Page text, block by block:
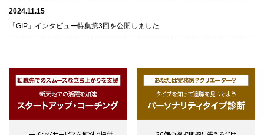
2024.11.15
「GIP」インタビュー特集第3回を公開しました